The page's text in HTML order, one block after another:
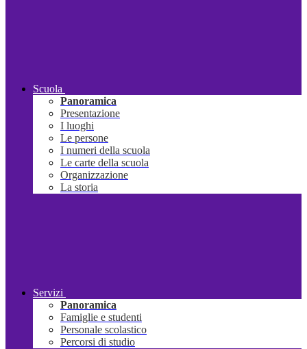
Scuola
Panoramica
Presentazione
I luoghi
Le persone
I numeri della scuola
Le carte della scuola
Organizzazione
La storia
Servizi
Panoramica
Famiglie e studenti
Personale scolastico
Percorsi di studio